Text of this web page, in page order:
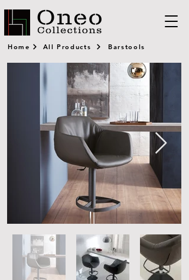
All Products Barstools
Home